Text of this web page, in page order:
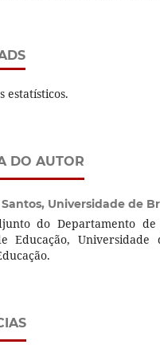
estatísticos.
DO AUTOR
Universidade de
do Departamento
Educação,